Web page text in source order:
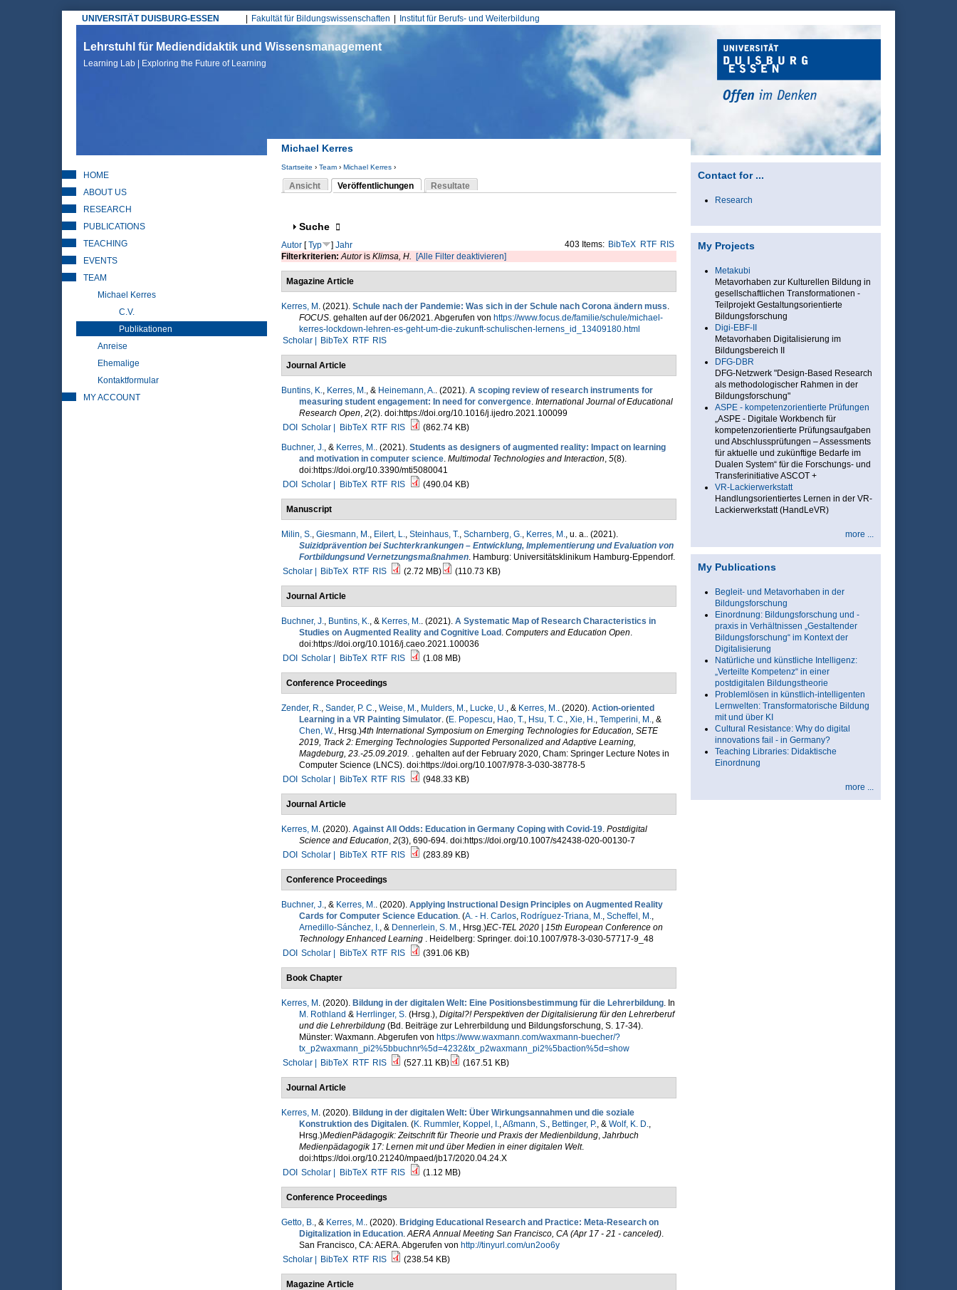
UNIVERSITÄT DUISBURG-ESSEN
Hauptmenü
Fakultät für Bildungswissenschaften Institut für Berufs- und Weiterbildung
Lehrstuhl für Mediendidaktik und Wissensmanagement
Learning Lab | Exploring the Future of Learning
Michael Kerres
Sie sind hier
Startseite › Team› Michael Kerres›
Ansicht
Veröffentlichungen
(aktiver Reiter)
Resultate
Anzeigen
Suche
403 Items: BibTeX RTF RIS
Autor[Typ ] Jahr
Filterkriterien:Autoris Klimsa, H. [Alle Filter deaktivieren]
Magazine Article
Kerres, M . (2021). Schule nach der Pandemie: Was sich in der Schule nach Corona ändern muss.
FOCUS. gehalten auf der 06/2021. Abgerufen von https://www.focus.de/familie/schule/michael-
kerres-lockdown-lehren-es-geht-um-die-zukunft-schulischen-lernens_id_13409180.html
Scholar |
BibTeX RTF RIS
Journal Article
Buntins, K., Kerres, M., & Heinemann, A.. (2021). A scoping review of research instruments for
measuring student engagement: In need for convergence. International Journal of Educational
Research Open, 2(2). doi:https://doi.org/10.1016/j.ijedro.2021.100099
DOI Scholar | BibTeX RTF RIS
(862.74 KB)
Buchner, J., & Kerres, M.. (2021). Students as designers of augmented reality: Impact on learning
and motivation in computer science. Multimodal Technologies and Interaction, 5(8).
doi:https://doi.org/10.3390/mti5080041
DOI Scholar | BibTeX RTF RIS (490.04 KB)
Manuscript
Milin, S., Giesmann, M., Eilert, L., Steinhaus, T., Scharnberg, G., Kerres, M., u. a.. (2021).
Suizidprävention bei Suchterkrankungen – Entwicklung, Implementierung und Evaluation von
Fortbildungsund Vernetzungsmaßnahmen. Hamburg: Universitätsklinikum Hamburg-Eppendorf.
Scholar |
BibTeX RTF RIS (2.72 MB) (110.73 KB)
Journal Article
Buchner, J., Buntins, K., & Kerres, M.. (2021). A Systematic Map of Research Characteristics in
Studies on Augmented Reality and Cognitive Load . Computers and Education Open.
doi:https://doi.org/10.1016/j.caeo.2021.100036
DOI Scholar | BibTeX RTF RIS (1.08 MB)
Conference Proceedings
Zender, R., Sander, P. C., Weise, M., Mulders, M., Lucke, U., & Kerres, M.. (2020). Action-oriented
Learning in a VR Painting Simulator. (E. Popescu, Hao, T., Hsu, T. C., Xie, H., Temperini, M., &
Chen, W., Hrsg.)4th International Symposium on Emerging Technologies for Education, SETE
2019, Track 2: Emerging Technologies Supported Personalized and Adaptive Learning,
Magdeburg, 23.-25.09.2019. . gehalten auf der February 2020, Cham: Springer Lecture Notes in
Computer Science (LNCS). doi:https://doi.org/10.1007/978-3-030-38778-5
DOI Scholar | BibTeX RTF RIS (948.33 KB)
Journal Article
Kerres, M . (2020). Against All Odds: Education in Germany Coping with Covid-19. Postdigital
Science and Education, 2(3), 690-694. doi:https://doi.org/10.1007/s42438-020-00130-7
DOI Scholar | BibTeX RTF RIS (283.89 KB)
Conference Proceedings
Buchner, J., & Kerres, M.. (2020). Applying Instructional Design Principles on Augmented Reality
Cards for Computer Science Education. (A. - H. Carlos, Rodríguez-Triana, M., Scheffel, M.,
Arnedillo-Sánchez, I., & Dennerlein, S. M., Hrsg.)EC-TEL 2020 | 15th European Conference on
Technology Enhanced Learning . Heidelberg: Springer. doi:10.1007/978-3-030-57717-9_48
DOI Scholar | BibTeX RTF RIS (391.06 KB)
Book Chapter
Kerres, M . (2020). Bildung in der digitalen Welt: Eine Positionsbestimmung für die Lehrerbildung. In
M. Rothland & Herrlinger, S.(Hrsg.), Digital?! Perspektiven der Digitalisierung für den Lehrerberuf
und die Lehrerbildung(Bd. Beiträge zur Lehrerbildung und Bildungsforschung, S. 17-34).
Münster: Waxmann. Abgerufen von https://www.waxmann.com/waxmann-buecher/?
tx_p2waxmann_pi2%5bbuchnr%5d=4232&tx_p2waxmann_pi2%5baction%5d=show
Scholar |
BibTeX RTF RIS (527.11 KB) (167.51 KB)
Journal Article
Kerres, M . (2020). Bildung in der digitalen Welt: Über Wirkungsannahmen und die soziale
Konstruktion des Digitalen. (K. Rummler, Koppel, I.,Aßmann, S., Bettinger, P., & Wolf, K. D.,
Hrsg.)MedienPädagogik: Zeitschrift für Theorie und Praxis der Medienbildung, Jahrbuch
Medienpädagogik 17: Lernen mit und über Medien in einer digitalen Welt.
doi:https://doi.org/10.21240/mpaed/jb17/2020.04.24.X
DOI Scholar | BibTeX RTF RIS (1.12 MB)
Conference Proceedings
Getto, B., & Kerres, M.. (2020). Bridging Educational Research and Practice: Meta-Research on
Digitalization in Education.AERA Annual Meeting San Francisco, CA (Apr 17 - 21 - canceled).
San Francisco, CA: AERA. Abgerufen von http://tinyurl.com/un2oo6y
Scholar |
BibTeX RTF RIS (238.54 KB)
Magazine Article
HOME
ABOUT US
RESEARCH
PUBLICATIONS
TEACHING
EVENTS
TEAM
Michael Kerres
C.V.
Publikationen
Anreise
Ehemalige
Kontaktformular
MY ACCOUNT
Contact for ...
Research
My Projects
Metakubi
Metavorhaben zur Kulturellen Bildung in
gesellschaftlichen Transformationen -
Teilprojekt Gestaltungsorientierte
Bildungsforschung
Digi-EBF-II
Metavorhaben Digitalisierung im
Bildungsbereich II
DFG-DBR
DFG-Netzwerk "Design-Based Research
als methodologischer Rahmen in der
Bildungsforschung"
ASPE - kompetenzorientierte Prüfungen
„ASPE - Digitale Workbench für
kompetenzorientierte Prüfungsaufgaben
und Abschlussprüfungen – Assessments
für aktuelle und zukünftige Bedarfe im
Dualen System“ für die Forschungs- und
Transferinitiative ASCOT +
VR-Lackierwerkstatt
Handlungsorientiertes Lernen in der VR-
Lackierwerkstatt (HandLeVR)
more ...
My Publications
Begleit- und Metavorhaben in der
Bildungsforschung
Einordnung: Bildungsforschung und -
praxis in Verhältnissen „Gestaltender
Bildungsforschung“ im Kontext der
Digitalisierung
Natürliche und künstliche Intelligenz:
„Verteilte Kompetenz“ in einer
postdigitalen Bildungstheorie
Problemlösen in künstlich-intelligenten
Lernwelten: Transformatorische Bildung
mit und über KI
Cultural Resistance: Why do digital
innovations fail - in Germany?
Teaching Libraries: Didaktische
Einordnung
more ...